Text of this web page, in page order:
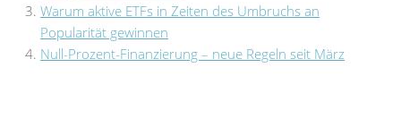
Warum aktive ETFs in Zeiten des Umbruchs an
Popularität gewinnen
Null-Prozent-Finanzierung – neue Regeln seit März